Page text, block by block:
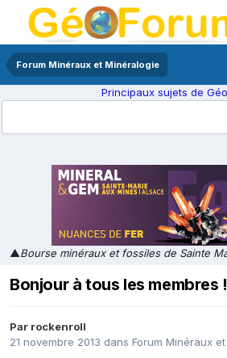
Forum Minéraux et Minéralogie
Principaux sujets de
▲Bourse minéraux et fossiles de Sainte
Bonjour à tous les membres !
Par rockenroll
21 novembre 2013 dans Forum Minéraux